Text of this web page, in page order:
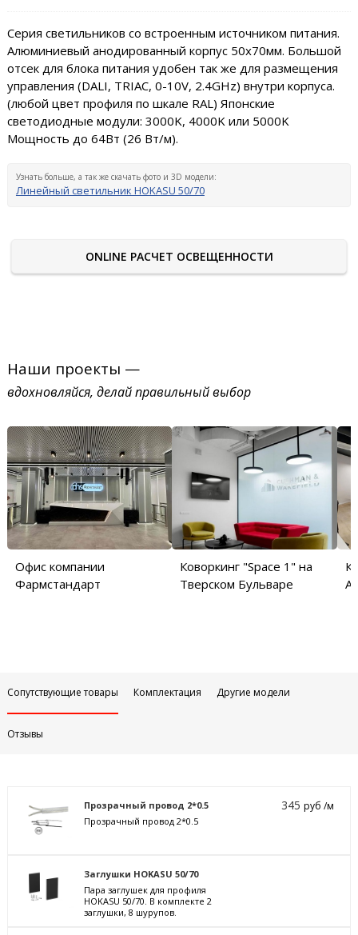
Серия светильников со встроенным источником питания.
Алюминиевый анодированный корпус 50х70мм. Большой
отсек для блока питания удобен так же для размещения
управления (DALI, TRIAC, 0-10V, 2.4GHz) внутри корпуса.
(любой цвет профиля по шкале RAL) Японские
светодиодные модули: 3000K, 4000K или 5000K
Мощность до 64Вт (26 Вт/м).
Узнать больше, а так же скачать фото и 3D модели:
Линейный светильник HOKASU 50/70
ONLINE РАСЧЕТ ОСВЕЩЕННОСТИ
Наши проекты —
вдохновляйся, делай правильный выбор
Офис компании
Фармстандарт
Коворкинг "Space 1" на
Тверском Бульваре
Сопутствующие товары Комплектация Другие модели
Отзывы
Прозрачный провод 2*0.5
Прозрачный провод 2*0.5
345руб /м
Заглушки HOKASU 50/70
Пара заглушек для профиля
HOKASU 50/70. В комплекте 2
заглушки, 8 шурупов.